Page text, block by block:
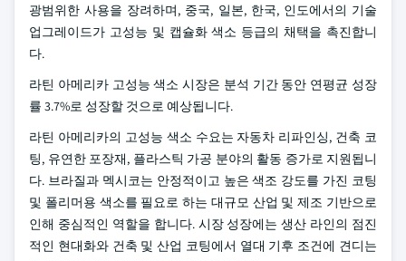
광범위한 사용을 장려하며, 중국, 일본, 한국, 인도에서의 기술
업그레이드가 고성능 및 캡슐화 색소 등급의 채택을 촉진합니
다.
라틴 아메리카 고성능 색소 시장은 분석 기간 동안 연평균 성장
률 3.7%로 성장할 것으로 예상됩니다.
라틴 아메리카의 고성능 색소 수요는 자동차 리파인싱, 건축 코
팅, 유연한 포장재, 플라스틱 가공 분야의 활동 증가로 지원됩니
다. 브라질과 멕시코는 안정적이고 높은 색조 강도를 가진 코팅
및 폴리머용 색소를 필요로 하는 대규모 산업 및 제조 기반으로
인해 중심적인 역할을 합니다. 시장 성장에는 생산 라인의 점진
적인 현대화와 건축 및 산업 코팅에서 열대 기후 조건에 견디는